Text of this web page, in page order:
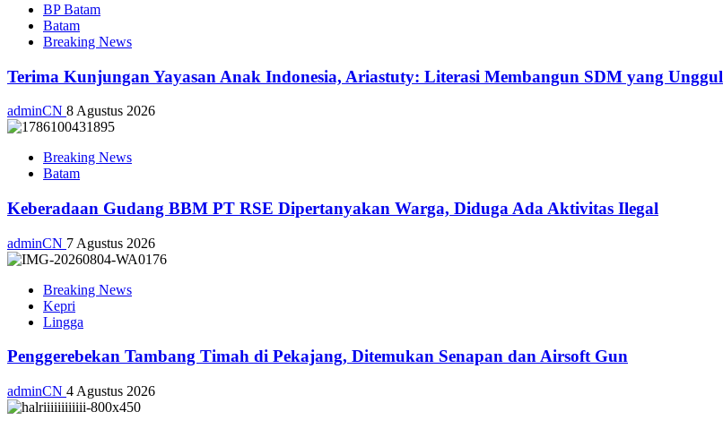
BP Batam
Batam
Breaking News
Terima Kunjungan Yayasan Anak Indonesia, Ariastuty: Literasi Membangun SDM yang Unggul
adminCN 8 Agustus 2026
Breaking News
Batam
Keberadaan Gudang BBM PT RSE Dipertanyakan Warga, Diduga Ada Aktivitas Ilegal
adminCN 7 Agustus 2026
Breaking News
Kepri
Lingga
Penggerebekan Tambang Timah di Pekajang, Ditemukan Senapan dan Airsoft Gun
adminCN 4 Agustus 2026